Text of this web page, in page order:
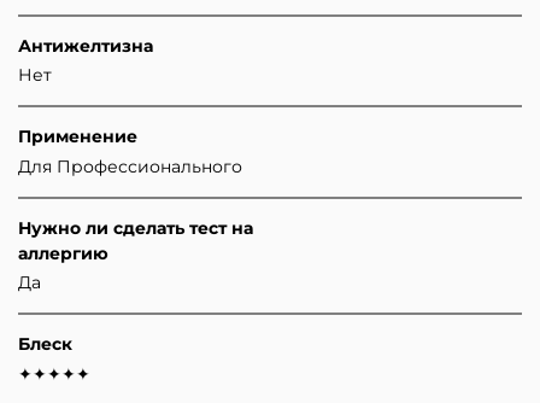
Антижелтизна
Нет
Применение
Для Профессионального
Нужно ли сделать тест на
аллергию
Да
Блеск
✦✦✦✦✦